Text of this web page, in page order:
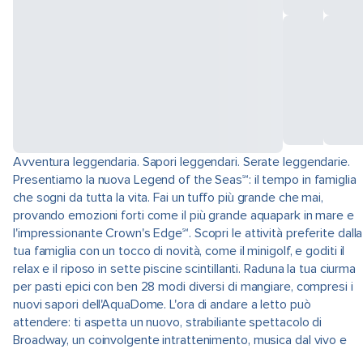
Avventura leggendaria. Sapori leggendari. Serate leggendarie.
Presentiamo la nuova Legend of the Seas℠: il tempo in famiglia
che sogni da tutta la vita. Fai un tuffo più grande che mai,
provando emozioni forti come il più grande aquapark in mare e
l'impressionante Crown's Edge℠. Scopri le attività preferite dalla
tua famiglia con un tocco di novità, come il minigolf, e goditi il
relax e il riposo in sette piscine scintillanti. Raduna la tua ciurma
per pasti epici con ben 28 modi diversi di mangiare, compresi i
nuovi sapori dell'AquaDome. L'ora di andare a letto può
attendere: ti aspetta un nuovo, strabiliante spettacolo di
Broadway, un coinvolgente intrattenimento, musica dal vivo e